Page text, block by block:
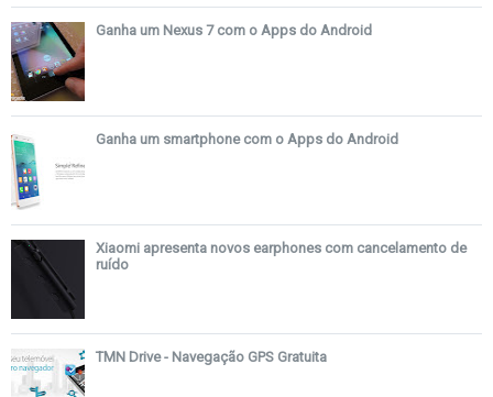
Ganha um Nexus 7 com o Apps do Android
Ganha um smartphone com o Apps do Android
Xiaomi apresenta novos earphones com cancelamento de
ruído
TMN Drive - Navegação GPS Gratuita